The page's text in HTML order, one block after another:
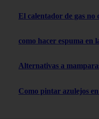
El calentador de gas no
como hacer espuma en
Alternativas a
Como pintar azulejos en